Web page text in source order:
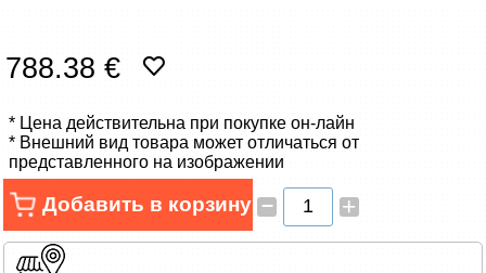
ТВ, Фото и электроника
Автотовары
Renewd техника, Outlet
788.38 €
* Цена действительна при покупке он-лайн
* Внешний вид товара может отличаться от
представленного на изображении
Добавить в корзину – +